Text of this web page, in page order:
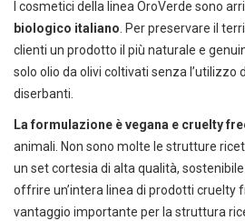
I cosmetici della linea OroVerde sono
biologico italiano. Per preservare il
clienti un prodotto il più naturale e
solo olio da olivi coltivati senza l’utilizzo
diserbanti.
La formulazione è vegana e cruelty
animali. Non sono molte le strutture
un set cortesia di alta qualità,
offrire un’intera linea di prodotti cruelty
vantaggio importante per la struttura